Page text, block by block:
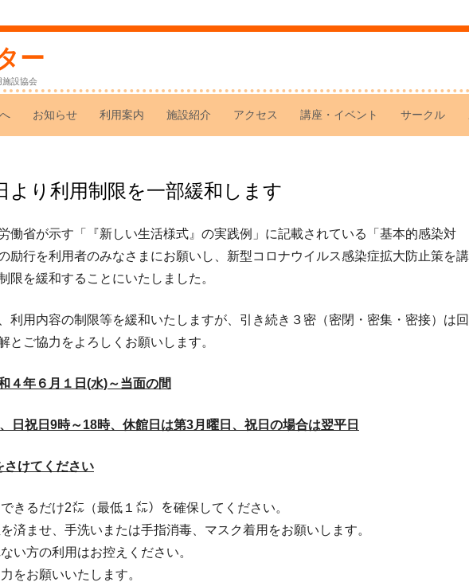
ー
施設協会
お知らせ 利用案内 施設紹介 アクセス 講座・イベント サークル
より利用制限を一部緩和します
働省が示す「『新しい生活様式』の実践例」に記載されている「基本的感染対
励行を利用者のみなさまにお願いし、新型コロナウイルス感染症拡大防止策を講
限を緩和することにいたしました。
利用内容の制限等を緩和いたしますが、引き続き３密（密閉・密集・密接）は回
とご協力をよろしくお願いします。
４年６月１日(水)～当面の間
日祝日9時～18時、休館日は第3月曜日、祝日の場合は翌平日
さけてください
きるだけ2㍍（最低１㍍）を確保してください。
済ませ、手洗いまたは手指消毒、マスク着用をお願いします。
い方の利用はお控えください。
をお願いいたします。